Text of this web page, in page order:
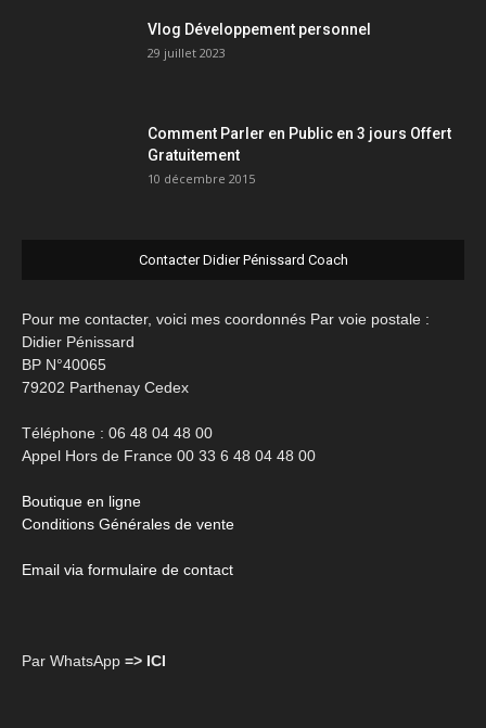
Vlog Développement personnel
29 juillet 2023
Comment Parler en Public en 3 jours Offert
Gratuitement
10 décembre 2015
Contacter Didier Pénissard Coach
Pour me contacter, voici mes coordonnés Par voie postale :
Didier Pénissard
BP N°40065
79202 Parthenay Cedex
Téléphone : 06 48 04 48 00
Appel Hors de France 00 33 6 48 04 48 00
Boutique en ligne
Conditions Générales de vente
Email via formulaire de contact
Par WhatsApp => ICI